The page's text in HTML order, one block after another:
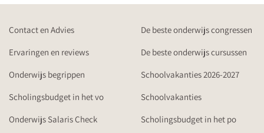
Contact en Advies
De beste onderwijs congressen
Ervaringen en reviews
De beste onderwijs cursussen
Onderwijs begrippen
Schoolvakanties 2026-2027
Scholingsbudget in het vo
Schoolvakanties
Onderwijs Salaris Check
Scholingsbudget in het po